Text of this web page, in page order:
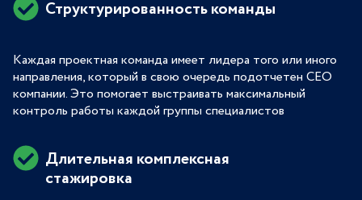
Структурированность команды
Каждая проектная команда имеет лидера того или иного
направления, который в свою очередь подотчетен СЕО
компании. Это помогает выстраивать максимальный
контроль работы каждой группы специалистов
Длительная комплексная
стажировка